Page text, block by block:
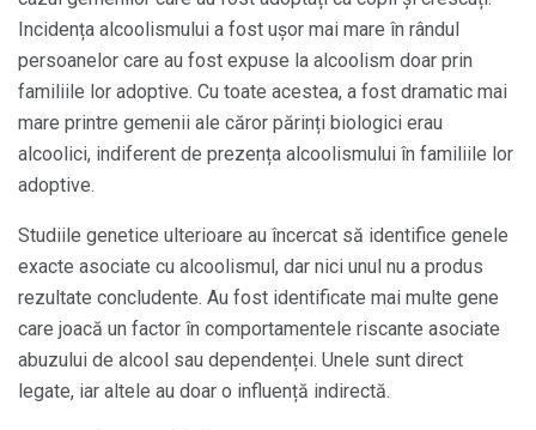
Incidența alcoolismului a fost ușor mai mare în rândul
persoanelor care au fost expuse la alcoolism doar prin
familiile lor adoptive. Cu toate acestea, a fost dramatic mai
mare printre gemenii ale căror părinți biologici erau
alcoolici, indiferent de prezența alcoolismului în familiile lor
adoptive.
Studiile genetice ulterioare au încercat să identifice genele
exacte asociate cu alcoolismul, dar nici unul nu a produs
rezultate concludente. Au fost identificate mai multe gene
care joacă un factor în comportamentele riscante asociate
abuzului de alcool sau dependenței. Unele sunt direct
legate, iar altele au doar o influență indirectă.